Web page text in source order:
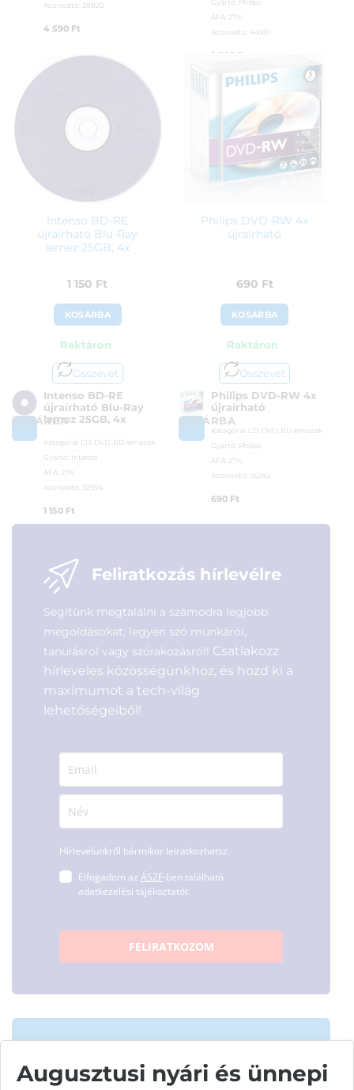
Azonosító: 28820
4 590 Ft
Gyártó:
Philips
ÁFA:
27%
Azonosító: 44931
2 590 Ft
Intenso BD-RE
újraírható Blu-Ray
lemez 25GB, 4x
1 150 Ft
KOSÁRBA
Raktáron
Összevet
KOSÁRBA
Intenso BD-RE
újraírható Blu-Ray
lemez 25GB, 4x
Kategória: CD, DVD, BD lemezek
Gyártó:
Intenso
ÁFA: 27%
Azonosító: 32954
1 150 Ft
Philips DVD-RW 4x
újraírható
690 Ft
KOSÁRBA
Raktáron
Összevet
KOSÁRBA
Philips DVD-RW 4x
újraírható
Kategória: CD, DVD, BD lemezek
Gyártó: Philips
ÁFA: 27%
Azonosító: 26282
690 Ft
Feliratkozás hírlevélre
Segítünk megtalálni a számodra legjobb
megoldásokat, legyen szó munkáról,
tanulásról vagy szórakozásról! Csatlakozz
hírleveles közösségünkhöz, és hozd ki a
maximumot a tech-világ
lehetőségeiből!
Hírlevelünkről bármikor leiratkozhatsz.
Elfogadom az ÁSZF-ben található
adatkezelési tájékoztatót.
FELIRATKOZOM
Vásárolj nálunk!
Augusztusi nyári és ünnepi